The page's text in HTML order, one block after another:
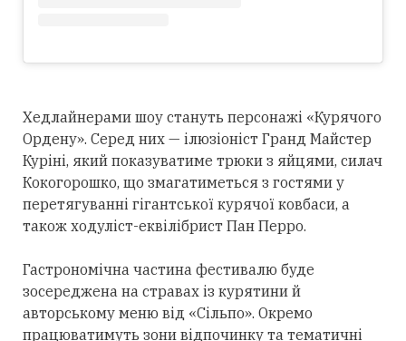
Хедлайнерами шоу стануть персонажі «Курячого
Ордену». Серед них — ілюзіоніст Гранд Майстер
Куріні, який показуватиме трюки з яйцями, силач
Кокогорошко, що змагатиметься з гостями у
перетягуванні гігантської курячої ковбаси, а
також ходуліст-еквілібрист Пан Перро.
Гастрономічна частина фестивалю буде
зосереджена на стравах із курятини й
авторському меню від «Сільпо». Окремо
працюватимуть зони відпочинку та тематичні